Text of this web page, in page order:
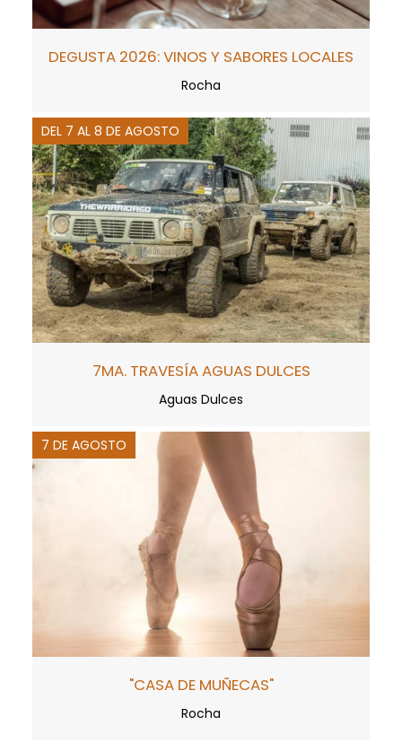
DEGUSTA 2026: VINOS Y SABORES LOCALES
Rocha
DEL 7 AL 8 DE AGOSTO
7MA. TRAVESÍA AGUAS DULCES
Aguas Dulces
7 DE AGOSTO
"CASA DE MUÑECAS"
Rocha